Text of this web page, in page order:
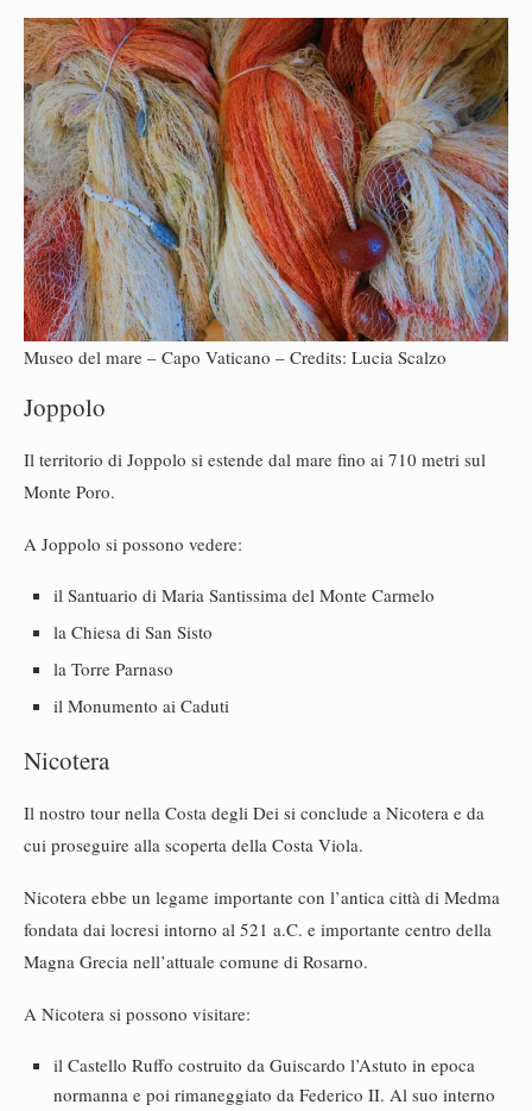
Museo del mare – Capo Vaticano – Credits: Lucia Scalzo
Joppolo
Il territorio di Joppolo si estende dal mare fino ai 710 metri sul
Monte Poro.
A Joppolo si possono vedere:
il Santuario di Maria Santissima del Monte Carmelo
la Chiesa di San Sisto
la Torre Parnaso
il Monumento ai Caduti
Nicotera
Il nostro tour nella Costa degli Dei si conclude a Nicotera e da
cui proseguire alla scoperta della Costa Viola.
Nicotera ebbe un legame importante con l’antica città di Medma
fondata dai locresi intorno al 521 a.C. e importante centro della
Magna Grecia nell’attuale comune di Rosarno.
A Nicotera si possono visitare:
il Castello Ruffo costruito da Guiscardo l’Astuto in epoca
normanna e poi rimaneggiato da Federico II. Al suo interno